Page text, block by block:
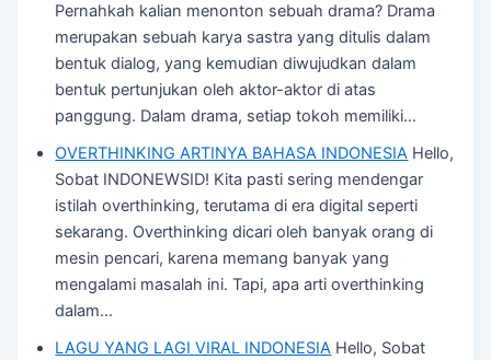
Pernahkah kalian menonton sebuah drama? Drama
merupakan sebuah karya sastra yang ditulis dalam
bentuk dialog, yang kemudian diwujudkan dalam
bentuk pertunjukan oleh aktor-aktor di atas
panggung. Dalam drama, setiap tokoh memiliki…
OVERTHINKING ARTINYA BAHASA INDONESIA Hello,
Sobat INDONEWSID! Kita pasti sering mendengar
istilah overthinking, terutama di era digital seperti
sekarang. Overthinking dicari oleh banyak orang di
mesin pencari, karena memang banyak yang
mengalami masalah ini. Tapi, apa arti overthinking
dalam…
LAGU YANG LAGI VIRAL INDONESIA Hello, Sobat